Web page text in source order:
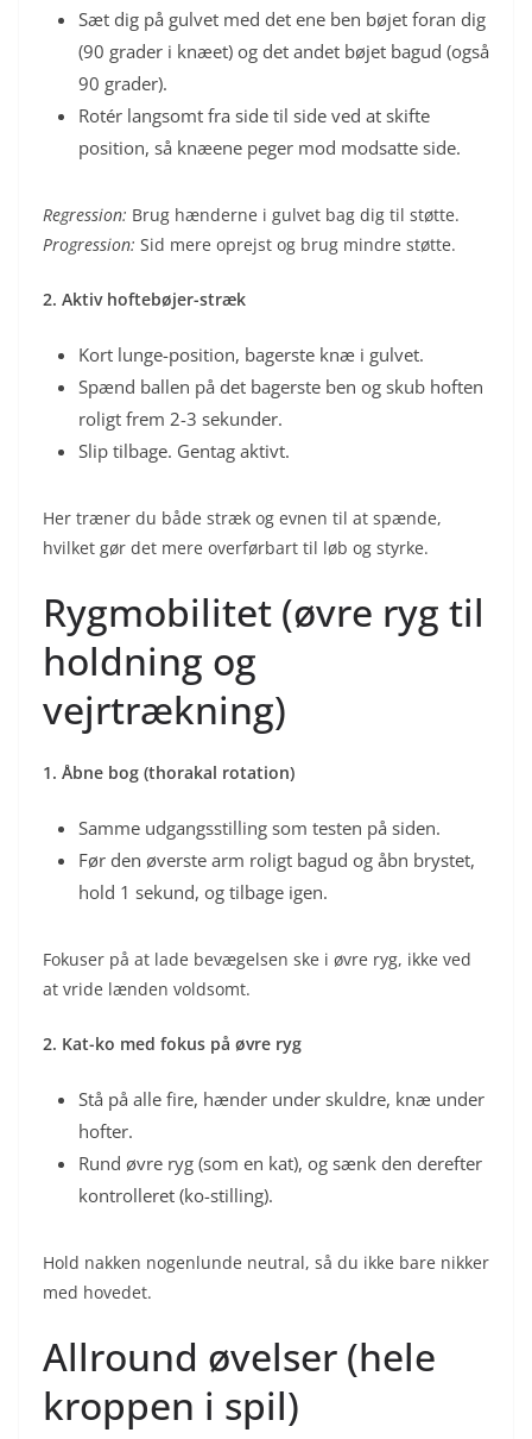
Sæt dig på gulvet med det ene ben bøjet foran dig
(90 grader i knæet) og det andet bøjet bagud (også
90 grader).
Rotér langsomt fra side til side ved at skifte
position, så knæene peger mod modsatte side.
Regression: Brug hænderne i gulvet bag dig til støtte.
Progression: Sid mere oprejst og brug mindre støtte.
2. Aktiv hoftebøjer-stræk
Kort lunge-position, bagerste knæ i gulvet.
Spænd ballen på det bagerste ben og skub hoften
roligt frem 2-3 sekunder.
Slip tilbage. Gentag aktivt.
Her træner du både stræk og evnen til at spænde,
hvilket gør det mere overførbart til løb og styrke.
Rygmobilitet (øvre ryg til
holdning og
vejrtrækning)
1. Åbne bog (thorakal rotation)
Samme udgangsstilling som testen på siden.
Før den øverste arm roligt bagud og åbn brystet,
hold 1 sekund, og tilbage igen.
Fokuser på at lade bevægelsen ske i øvre ryg, ikke ved
at vride lænden voldsomt.
2. Kat-ko med fokus på øvre ryg
Stå på alle fire, hænder under skuldre, knæ under
hofter.
Rund øvre ryg (som en kat), og sænk den derefter
kontrolleret (ko-stilling).
Hold nakken nogenlunde neutral, så du ikke bare nikker
med hovedet.
Allround øvelser (hele
kroppen i spil)